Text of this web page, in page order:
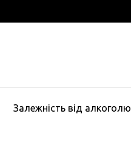
Залежність від алкоголю